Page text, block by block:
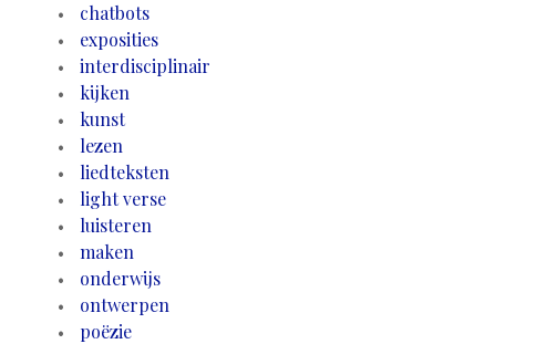
chatbots
exposities
interdisciplinair
kijken
kunst
lezen
liedteksten
light verse
luisteren
maken
onderwijs
ontwerpen
poëzie